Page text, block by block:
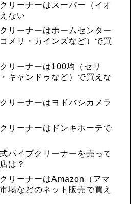
リーナーはスーパー（イオ
ない
リーナーはホームセンター
メリ・カインズなど）で買
リーナーは100均（セリ
キャンドゥなど）で買えな
リーナーはヨドバシカメラ
リーナーはドンキホーテで
パイプクリーナーを売って
は？
リーナーはAmazon（アマ
場などのネット販売で買え